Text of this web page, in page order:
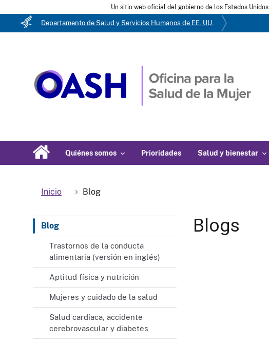
Un sitio web oficial del gobierno de los Estados Unidos
Departamento de Salud y Servicios Humanos de EE. UU.
Quiénes somos Prioridades Salud y bienestar
Inicio Blog
Blog
Trastornos de la conducta
alimentaria (versión en inglés)
Aptitud física y nutrición
Mujeres y cuidado de la salud
Salud cardíaca, accidente
cerebrovascular y diabetes
Blogs